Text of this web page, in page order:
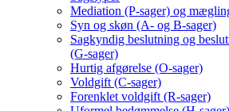
Mediation (P-sager) og
Syn og skøn (A- og B-sager)
Sagkyndig beslutning og
(G-sager)
Hurtig afgørelse (O-sager)
Voldgift (C-sager)
Forenklet voldgift (R-sager)